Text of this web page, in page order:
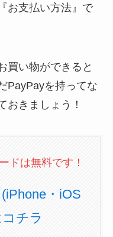
お支払い方法』で
買い物ができると
PayPayを持ってな
おきましょう！
ドは無料です！
・iOS
チラ